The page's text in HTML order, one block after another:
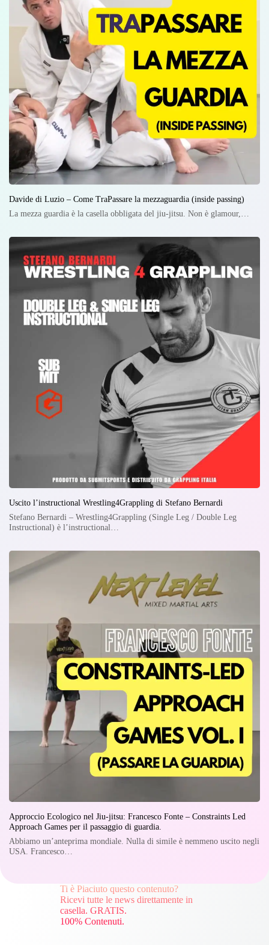
Davide di Luzio – Come TraPassare la mezzaguardia (inside passing)
La mezza guardia è la casella obbligata del jiu-jitsu. Non è glamour,…
Uscito l’instructional Wrestling4Grappling di Stefano Bernardi
Stefano Bernardi – Wrestling4Grappling (Single Leg / Double Leg
Instructional) è l’instructional…
Approccio Ecologico nel Jiu-jitsu: Francesco Fonte – Constraints Led
Approach Games per il passaggio di guardia.
Abbiamo un’anteprima mondiale. Nulla di simile è nemmeno uscito negli
USA. Francesco…
Ti è Piaciuto questo contenuto?
Ricevi tutte le news direttamente in
casella. GRATIS.
100% Contenuti.